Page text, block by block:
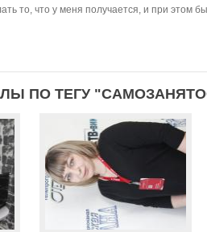
то, что у меня получается, и при этом
ПО ТЕГУ